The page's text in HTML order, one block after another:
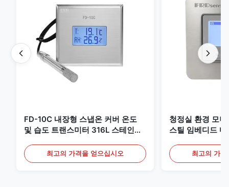
FD-10C 내장형 스냅온 커버 온도
및 습도 트랜스미터 316L 스테인리
최고의 가격을 얻으십시오
청정실 환경 모
스틸 임베디드
최고의 가